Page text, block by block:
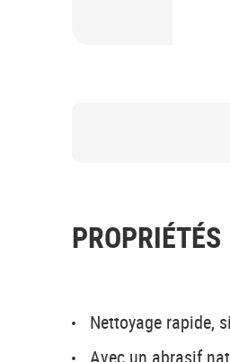
PROPRIÉTÉS
Nettoyage rapide,
Avec un abrasif